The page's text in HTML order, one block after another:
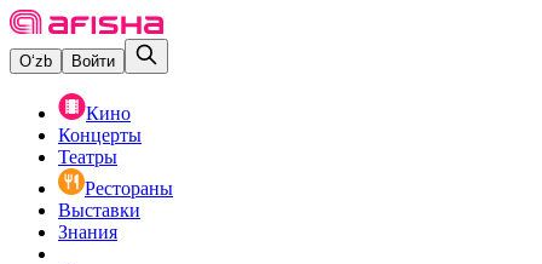
O‘zb Войти
Кино
Концерты
Театры
Рестораны
Выставки
Знания